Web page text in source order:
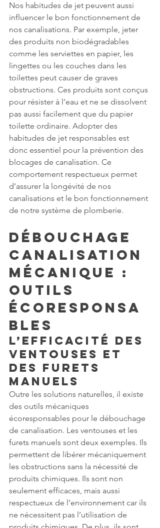
Nos habitudes de jet peuvent aussi
influencer le bon fonctionnement de
nos canalisations. Par exemple, jeter
des produits non biodégradables
comme les serviettes en papier, les
lingettes ou les couches dans les
toilettes peut causer de graves
obstructions. Ces produits sont conçus
pour résister à l’eau et ne se dissolvent
pas aussi facilement que du papier
toilette ordinaire. Adopter des
habitudes de jet responsables est
donc essentiel pour la prévention des
blocages de canalisation. Ce
comportement respectueux permet
d’assurer la longévité de nos
canalisations et le bon fonctionnement
de notre système de plomberie.
Débouchage
canalisation
mécanique :
outils
écoresponsa
bles
L’efficacité des
ventouses et
des furets
manuels
Outre les solutions naturelles, il existe
des outils mécaniques
écoresponsables pour le débouchage
de canalisation. Les ventouses et les
furets manuels sont deux exemples. Ils
permettent de libérer mécaniquement
les obstructions sans la nécessité de
produits chimiques. Ils sont non
seulement efficaces, mais aussi
respectueux de l’environnement car ils
ne nécessitent pas l’utilisation de